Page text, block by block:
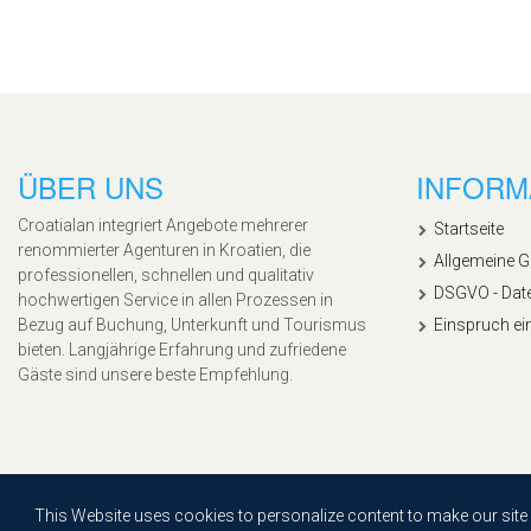
This Website uses cookies to personalize content to make our
ÜBER UNS
Croatialan integriert Angebote mehrerer
renommierter Agenturen in Kroatien, die
professionellen, schnellen und qualitativ
hochwertigen Service in allen Prozessen in
Bezug auf Buchung, Unterkunft und Tourismus
bieten. Langjährige Erfahrung und zufriedene
Gäste sind unsere beste Empfehlung.
Startseite
Allgemeine
DSGVO -
Einspruch
Copyright © 2020, Croatialan |Sitemap| Powered byAgendum